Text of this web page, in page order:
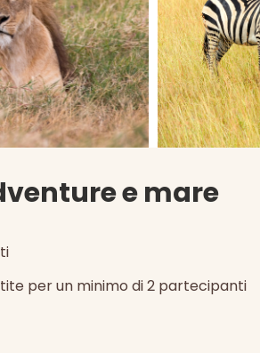
e mare
per un minimo di 2 partecipanti